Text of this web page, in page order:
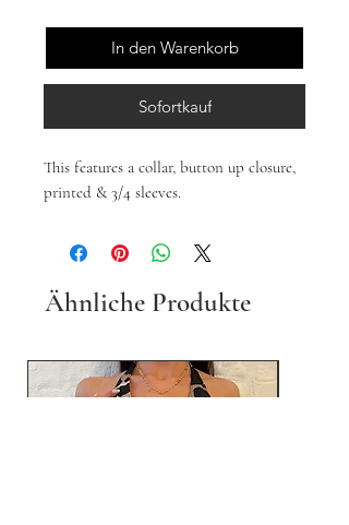
In den Warenkorb
Sofortkauf
This features a collar, button up closure,
printed & 3/4 sleeves.
Ähnliche Produkte